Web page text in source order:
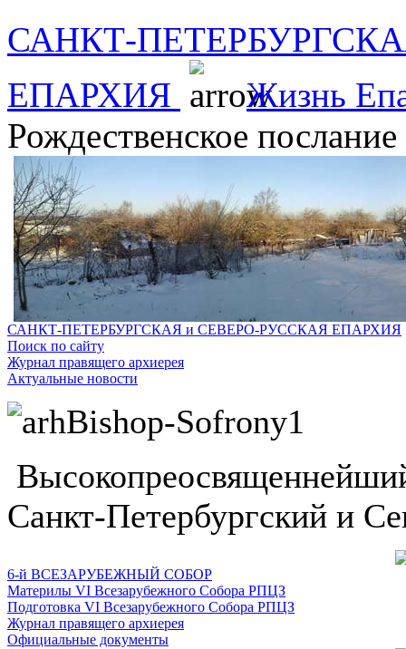
САНКТ-
ЕПАРХИЯ
Жизнь
Рождественское
САНКТ-ПЕТЕРБУРГСКАЯ и СЕВЕРО-РУССКАЯ ЕПАРХИЯ
Поиск по сайту
Журнал правящего архиерея
Актуальные новости
Санкт-Петербургский и
6-й ВСЕЗАРУБЕЖНЫЙ СОБОР
Материлы VI Всезарубежного Собора РПЦЗ
Подготовка VI Всезарубежного Собора РПЦЗ
Журнал правящего архиерея
Официальные документы